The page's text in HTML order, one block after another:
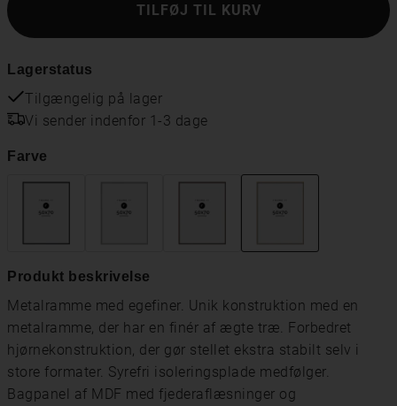
TILFØJ TIL KURV
Lagerstatus
Tilgængelig på lager
Vi sender indenfor 1-3 dage
Farve
Produkt beskrivelse
Metalramme med egefiner. Unik konstruktion med en
metalramme, der har en finér af ægte træ. Forbedret
hjørnekonstruktion, der gør stellet ekstra stabilt selv i
store formater. Syrefri isoleringsplade medfølger.
Bagpanel af MDF med fjederaflæsninger og